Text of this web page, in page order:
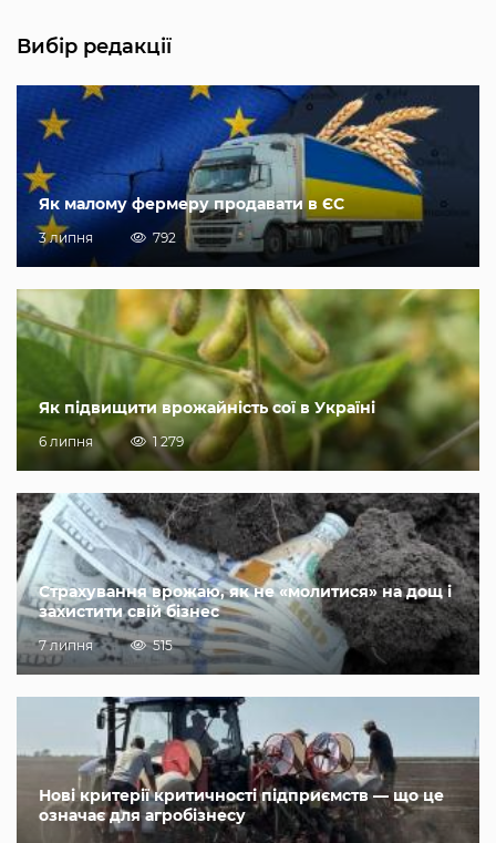
Вибір редакції
Як малому фермеру продавати в ЄС
3 липня 792
Як підвищити врожайність сої в Україні
6 липня 1 279
Страхування врожаю, як не «молитися» на дощ і
захистити свій бізнес
7 липня 515
Нові критерії критичності підприємств — що це
означає для агробізнесу